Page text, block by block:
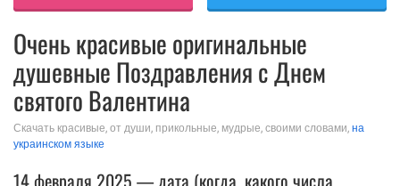
Очень красивые оригинальные
душевные Поздравления с Днем
святого Валентина
Скачать красивые, от души, прикольные, мудрые, своими словами, на
украинском языке
14 февраля 2025 — дата (когда, какого числа